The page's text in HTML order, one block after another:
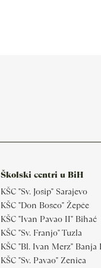
Školski centri u BiH
KŠC "Sv. Josip" Sarajevo
KŠC "Don Bosco" Žepče
KŠC "Ivan Pavao II" Bihać
KŠC "Sv. Franjo" Tuzla
KŠC "Bl. Ivan Merz" Banja
KŠC "Sv. Pavao" Zenica